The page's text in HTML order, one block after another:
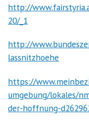
http://
20/_1
http://
lassnitzhoehe
https://
umgebung/lokales/
der-hoffnung-